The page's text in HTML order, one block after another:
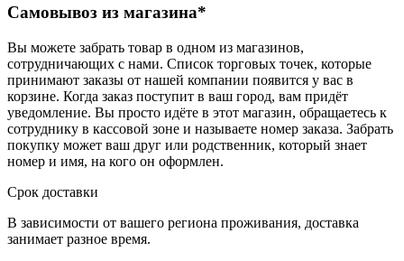
Самовывоз из магазина*
Вы можете забрать товар в одном из магазинов,
сотрудничающих с нами. Список торговых точек, которые
принимают заказы от нашей компании появится у вас в
корзине. Когда заказ поступит в ваш город, вам придёт
уведомление. Вы просто идёте в этот магазин, обращаетесь к
сотруднику в кассовой зоне и называете номер заказа. Забрать
покупку может ваш друг или родственник, который знает
номер и имя, на кого он оформлен.
Срок доставки
В зависимости от вашего региона проживания, доставка
занимает разное время.